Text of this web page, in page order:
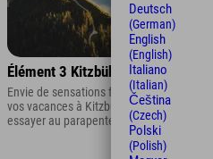
Élément 3 Kitzbühel
Envie de sensations fortes pendant
vos vacances à Kitzbühel et de vous
essayer au parapente ? Que diriez-
vous d’un vol en tandem au Tyrol ? Ou
avez-vous toujours rêvé de faire du
Deutsch
(German)
English
(English)
Italiano
(Italian)
Čeština
(Czech)
Polski
(Polish)